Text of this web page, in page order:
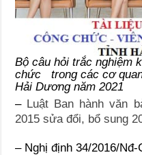
Bộ câu hỏi trắc nghiệm
chức trong các cơ
Hải Dương năm 2021
– Luật Ban hành văn
2015 sửa đổi, bổ sung
– Nghị định 34/2016/